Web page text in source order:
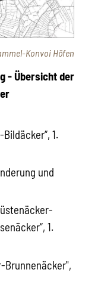
Konvoi Höfen
- Übersicht der
1.
und
1.
Brunnenäcker",